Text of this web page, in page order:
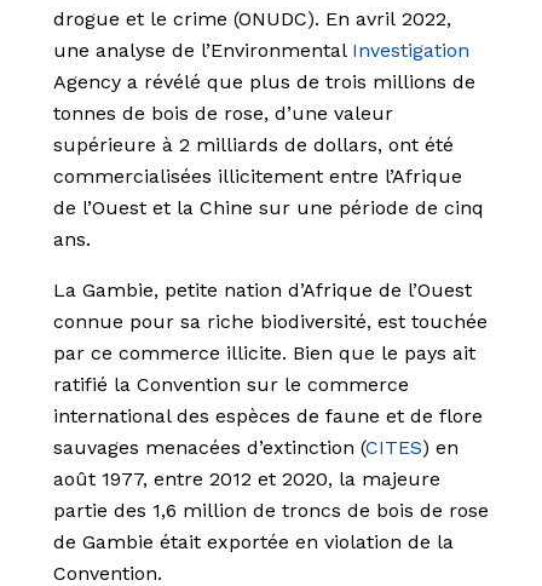
drogue et le crime (ONUDC). En avril 2022,
une analyse de l’Environmental Investigation
Agency a révélé que plus de trois millions de
tonnes de bois de rose, d’une valeur
supérieure à 2 milliards de dollars, ont été
commercialisées illicitement entre l’Afrique
de l’Ouest et la Chine sur une période de cinq
ans.
La Gambie, petite nation d’Afrique de l’Ouest
connue pour sa riche biodiversité, est touchée
par ce commerce illicite. Bien que le pays ait
ratifié la Convention sur le commerce
international des espèces de faune et de flore
sauvages menacées d’extinction (CITES) en
août 1977, entre 2012 et 2020, la majeure
partie des 1,6 million de troncs de bois de rose
de Gambie était exportée en violation de la
Convention.